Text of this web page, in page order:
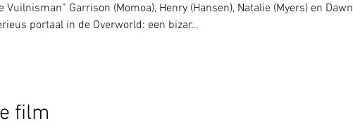
Garrison (Momoa), Henry (Hansen), Natalie (Myers) en Dawn
portaal in de Overworld: een bizar…
film